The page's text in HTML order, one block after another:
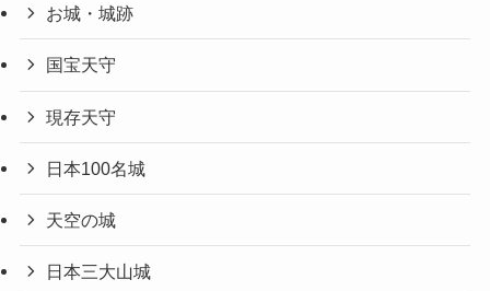
お城・城跡
国宝天守
現存天守
日本100名城
天空の城
日本三大山城